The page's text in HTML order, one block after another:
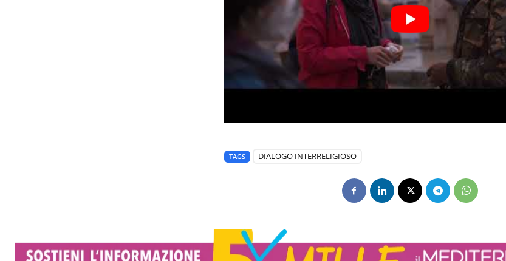
TAGS DIALOGO INTERRELIGIOSO